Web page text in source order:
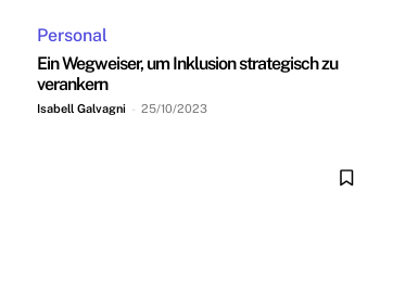
Personal
Ein Wegweiser, um Inklusion strategisch zu
verankern
Isabell Galvagni - 25/10/2023